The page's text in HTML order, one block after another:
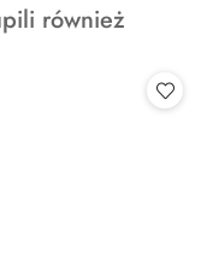
również